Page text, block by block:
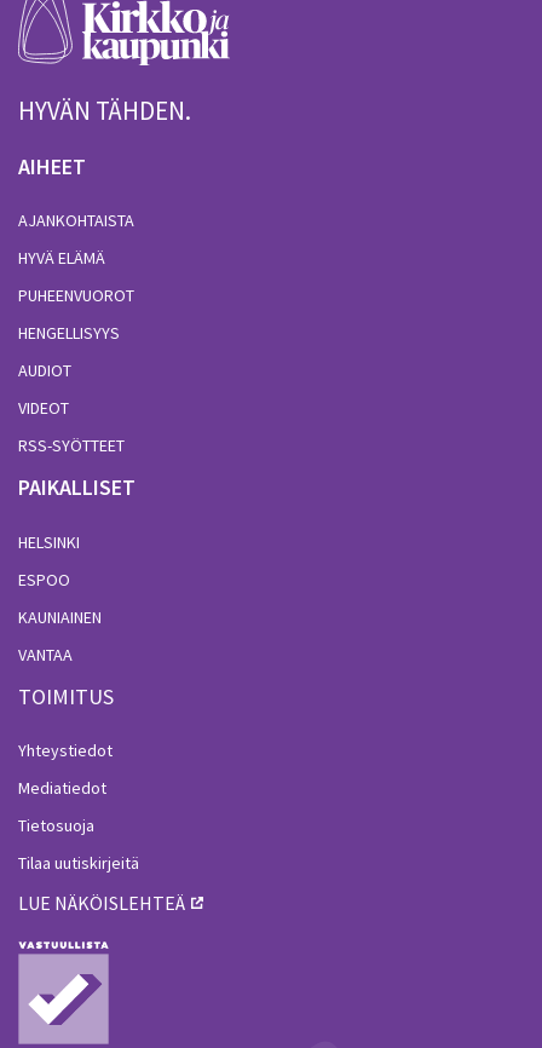
HYVÄN TÄHDEN.
AIHEET
AJANKOHTAISTA
HYVÄ ELÄMÄ
PUHEENVUOROT
HENGELLISYYS
AUDIOT
VIDEOT
RSS-SYÖTTEET
PAIKALLISET
HELSINKI
ESPOO
KAUNIAINEN
VANTAA
TOIMITUS
Yhteystiedot
Mediatiedot
Tietosuoja
Tilaa uutiskirjeitä
LUE NÄKÖISLEHTEÄ